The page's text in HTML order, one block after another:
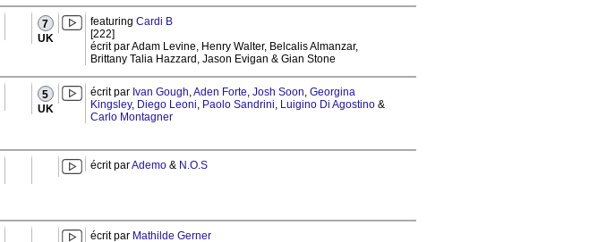
7
UK
featuring Cardi B
[222]
écrit par Adam Levine, Henry Walter, Belcalis Almanzar,
Brittany Talia Hazzard, Jason Evigan & Gian Stone
5
UK
écrit par Ivan Gough,Aden Forte, Josh Soon, Georgina
Kingsley, Diego Leoni, Paolo Sandrini, Luigino Di Agostino &
Carlo Montagner
écrit parAdemo & N.O.S
écrit par Mathilde Gerner